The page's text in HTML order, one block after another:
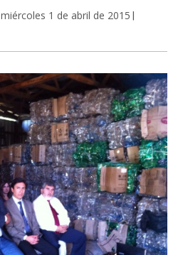
miércoles 1 de abril de 2015